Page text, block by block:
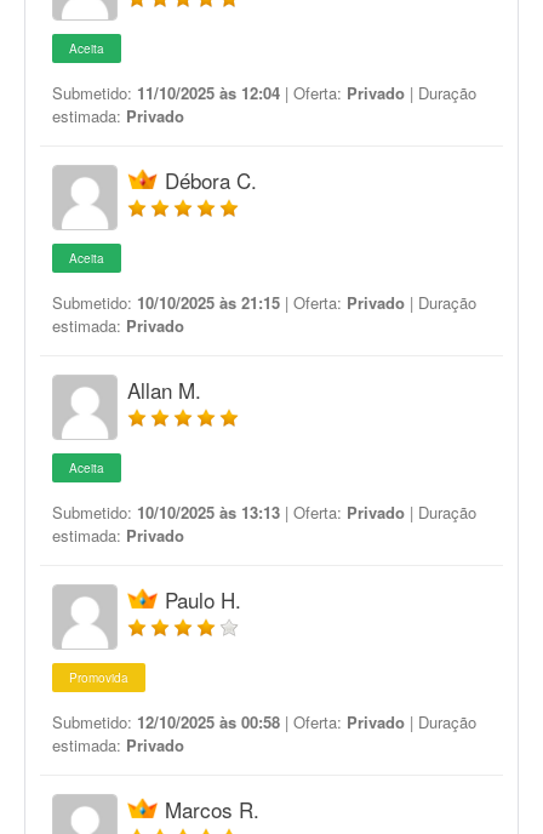
Aceita
Submetido: 11/10/2025 às 12:04 | Oferta: Privado | Duração
estimada: Privado
Débora C.
Aceita
Submetido: 10/10/2025 às 21:15 | Oferta: Privado | Duração
estimada: Privado
Allan M.
Aceita
Submetido: 10/10/2025 às 13:13 | Oferta: Privado | Duração
estimada: Privado
Paulo H.
Promovida
Submetido: 12/10/2025 às 00:58 | Oferta: Privado | Duração
estimada: Privado
Marcos R.